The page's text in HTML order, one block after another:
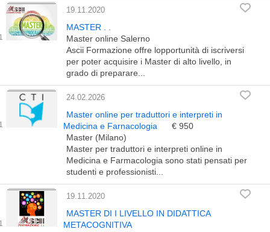
19.11.2020
MASTER . .
Master online Salerno
Ascii Formazione offre lopportunità di iscriversi
per poter acquisire i Master di alto livello, in
grado di preparare...
24.02.2026
Master online per traduttori e interpreti in
Medicina e Farnacologia
€ 950
Master (Milano)
Master per traduttori e interpreti online in
Medicina e Farmacologia sono stati pensati per
studenti e professionisti...
19.11.2020
MASTER DI I LIVELLO IN DIDATTICA
METACOGNITIVA